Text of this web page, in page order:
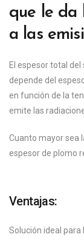
que le da
a las
El espesor total
depende del
en función de la
emite las
Cuanto mayor sea
espesor de plomo
Ventajas:
Solución ideal